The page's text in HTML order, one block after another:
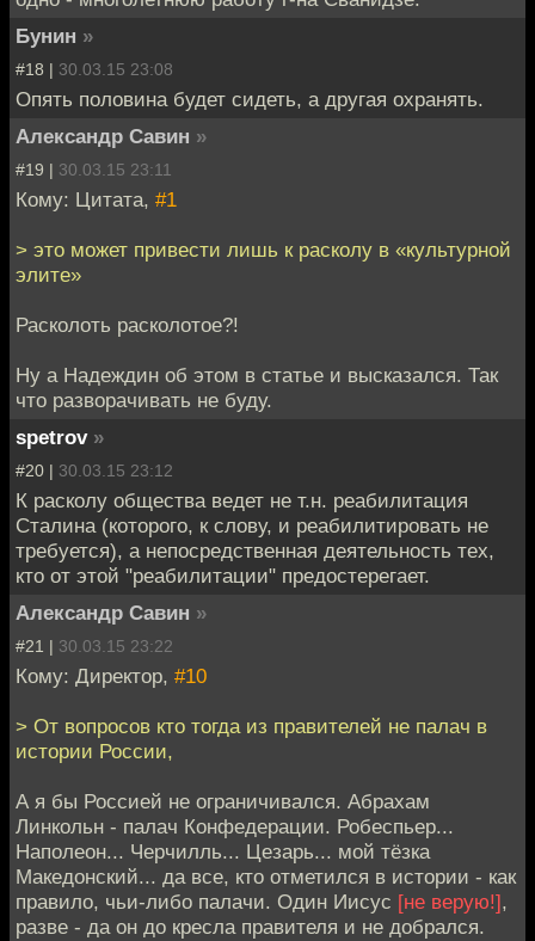
Бунин »
#18 | 30.03.15 23:08
Опять половина будет сидеть, а другая охранять.
Александр Савин »
#19 | 30.03.15 23:11
Кому: Цитата, #1
> это может привести лишь к расколу в «культурной
элите»
Расколоть расколотое?!
Ну а Надеждин об этом в статье и высказался. Так
что разворачивать не буду.
spetrov »
#20 | 30.03.15 23:12
К расколу общества ведет не т.н. реабилитация
Сталина (которого, к слову, и реабилитировать не
требуется), а непосредственная деятельность тех,
кто от этой "реабилитации" предостерегает.
Александр Савин »
#21 | 30.03.15 23:22
Кому: Директор, #10
> От вопросов кто тогда из правителей не палач в
истории России,
А я бы Россией не ограничивался. Абрахам
Линкольн - палач Конфедерации. Робеспьер...
Наполеон... Черчилль... Цезарь... мой тёзка
Македонский... да все, кто отметился в истории - как
правило, чьи-либо палачи. Один Иисус [не верую!],
разве - да он до кресла правителя и не добрался.